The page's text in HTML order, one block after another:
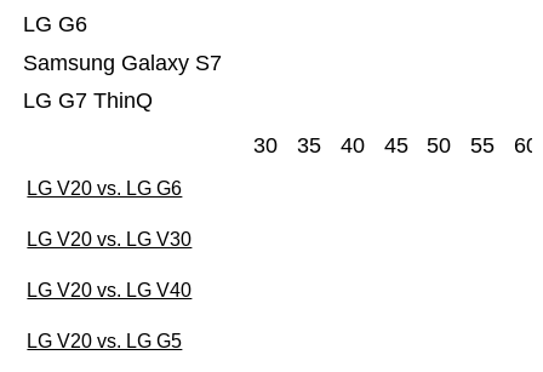
LG G7 ThinQ
Samsung Galaxy S7
LG G6
30 35 40 45 50 55 60
LG V20 vs. LG G6
LG V20 vs. LG V30
LG V20 vs. LG V40
LG V20 vs. LG G5